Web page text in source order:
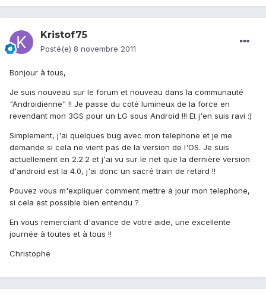
Kristof75
Posté(e) 8 novembre 2011
Bonjour à tous,
Je suis nouveau sur le forum et nouveau dans la communauté
"Androidienne" !! Je passe du coté lumineux de la force en
revendant mon 3GS pour un LG sous Android !!! Et j'en suis ravi :)
Simplement, j'ai quelques bug avec mon telephone et je me
demande si cela ne vient pas de la version de l'OS. Je suis
actuellement en 2.2.2 et j'ai vu sur le net que la dernière version
d'android est la 4.0, j'ai donc un sacré train de retard !!
Pouvez vous m'expliquer comment mettre à jour mon telephone,
si cela est possible bien entendu ?
En vous remerciant d'avance de votre aide, une excellente
journée à toutes et à tous !!
Christophe